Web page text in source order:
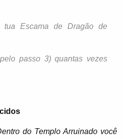
Escama de Dragão de
passo 3) quantas vezes
do Templo Arruinado você